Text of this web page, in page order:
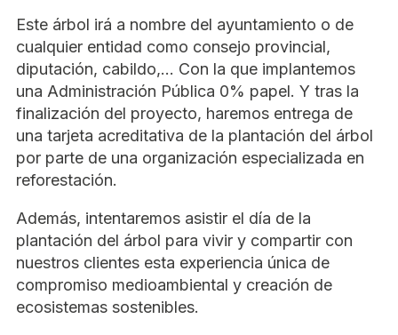
Este árbol irá a nombre del ayuntamiento o de
cualquier entidad como consejo provincial,
diputación, cabildo,… Con la que implantemos
una Administración Pública 0% papel. Y tras la
finalización del proyecto, haremos entrega de
una tarjeta acreditativa de la plantación del árbol
por parte de una organización especializada en
reforestación.
Además, intentaremos asistir el día de la
plantación del árbol para vivir y compartir con
nuestros clientes esta experiencia única de
compromiso medioambiental y creación de
ecosistemas sostenibles.